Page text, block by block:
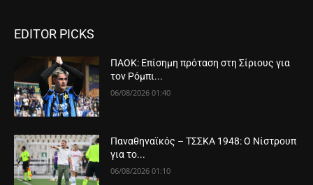
EDITOR PICKS
ΠΑΟΚ: Επίσημη πρόταση στη Σίριους για
τον Ρόμπι...
06/08/2026 01:40
Παναθηναϊκός – ΤΣΣΚΑ 1948: Ο Νίστρουπ
για το...
06/08/2026 01:10